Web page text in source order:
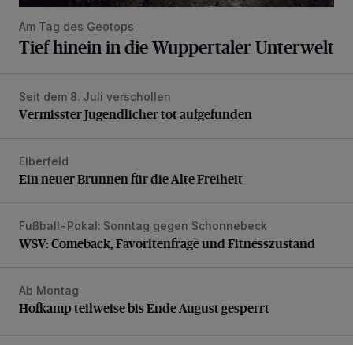
Am Tag des Geotops
Tief hinein in die Wuppertaler Unterwelt
Vermisster Jugendlicher tot aufgefunden
Seit dem 8. Juli verschollen
Vermisster Jugendlicher tot aufgefunden
Ein neuer Brunnen für die Alte Freiheit
Elberfeld
Ein neuer Brunnen für die Alte Freiheit
WSV: Comeback, Favoritenfrage und Fitnesszustand
Fußball-Pokal: Sonntag gegen Schonnebeck
WSV: Comeback, Favoritenfrage und Fitnesszustand
Hofkamp teilweise bis Ende August gesperrt
Ab Montag
Hofkamp teilweise bis Ende August gesperrt